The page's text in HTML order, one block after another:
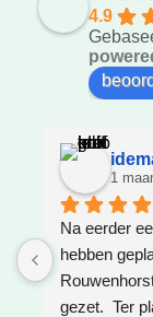
4.9
1
Na eerder
hebben
gezet.  Ter